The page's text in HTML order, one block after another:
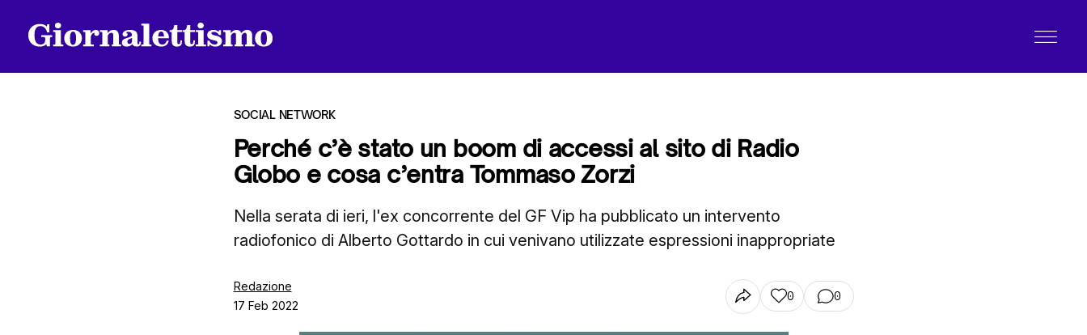
SOCIAL NETWORK
Perché c’è stato un boom di accessi al sito di Radio
Globo e cosa c’entra Tommaso Zorzi
Nella serata di ieri, l'ex concorrente del GF Vip ha pubblicato un intervento
radiofonico di Alberto Gottardo in cui venivano utilizzate espressioni inappropriate
Redazione
17 Feb 2022
0 0